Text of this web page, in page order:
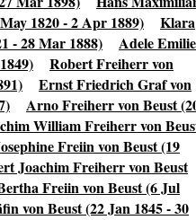
1820 - 2 Apr 1889)
Klara
- 28 Mar 1888)
Adele Emilie
Robert Freiherr von
Ernst Friedrich Graf von
Arno Freiherr von Beust
William Freiherr von
Freiin von Beust (19
Joachim Freiherr von Beust
Freiin von Beust (6 Jul
von Beust (22 Jan 1845 - 30